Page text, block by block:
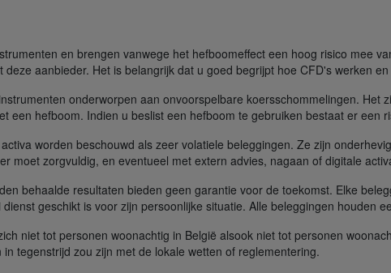
en brengen vanwege het hefboomeffect een hoog risico mee
deze aanbieder. Het is belangrijk dat u goed begrijpt hoe CFD's werken
onderworpen aan onvoorspelbare koersschommelingen. Het
een hefboom. Indien u beslist een hefboom te gebruiken bestaat er een
worden beschouwd als zeer volatiele beleggingen. Ze zijn
moet zorgvuldig, en eventueel met extern advies, nagaan of digitale
behaalde resultaten bieden geen garantie voor de toekomst. Elke
geschikt is voor zijn persoonlijke situatie. Alle beleggingen houden
niet tot personen woonachtig in België alsook niet tot personen
tegenstrijd zou zijn met de lokale wetten of reglementering.